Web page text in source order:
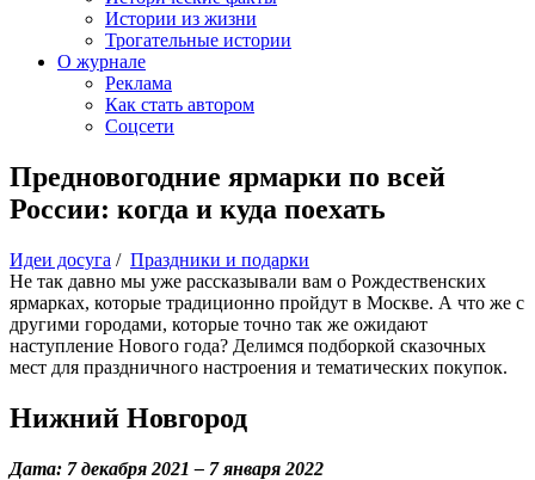
Истории из жизни
Трогательные истории
О журнале
Реклама
Как стать автором
Соцсети
Предновогодние ярмарки по всей
России: когда и куда поехать
Идеи досуга / Праздники и подарки
Не так давно мы уже рассказывали вам о Рождественских
ярмарках, которые традиционно пройдут в Москве. А что же с
другими городами, которые точно так же ожидают
наступление Нового года? Делимся подборкой сказочных
мест для праздничного настроения и тематических покупок.
Нижний Новгород
Дата: 7 декабря 2021 – 7 января 2022